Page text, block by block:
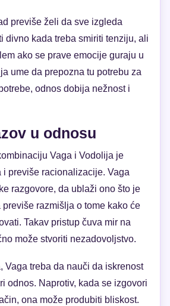
previše želi da sve izgleda
divno kada treba smiriti tenziju, ali
ako se prave emocije guraju u
ume da prepozna tu potrebu za
odnos dobija nežnost i
u odnosu
Vaga i Vodolija je
i previše racionalizacije. Vaga
razgovore, da ublaži ono što je
razmišlja o tome kako će
Takav pristup čuva mir na
može stvoriti nezadovoljstvo.
Vaga treba da nauči da iskrenost
odnos. Naprotiv, kada se izgovori
ona može produbiti bliskost.